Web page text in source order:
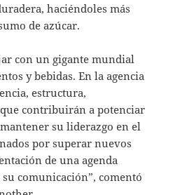
haciéndoles más
de azúcar.
con un gigante mundial
y bebidas. En la agencia
estructura,
contribuirán a potenciar
su liderazgo en el
por superar nuevos
de una agenda
comunicación”, comentó